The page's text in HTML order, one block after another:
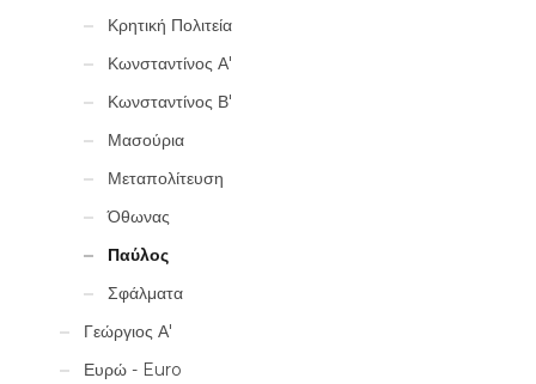
Κρητική Πολιτεία
Κωνσταντίνος Α'
Κωνσταντίνος Β'
Μασούρια
Μεταπολίτευση
Όθωνας
Παύλος
Σφάλματα
Γεώργιος Α'
Ευρώ - Euro